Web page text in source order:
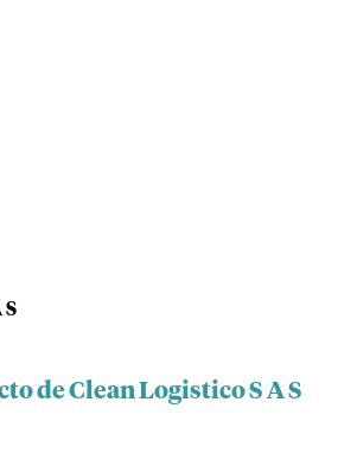
S
de Clean Logistico S A S